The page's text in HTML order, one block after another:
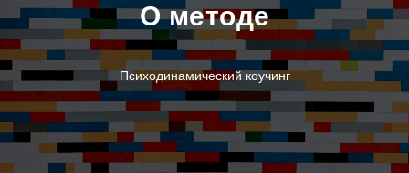
О методе
Психодинамический коучинг